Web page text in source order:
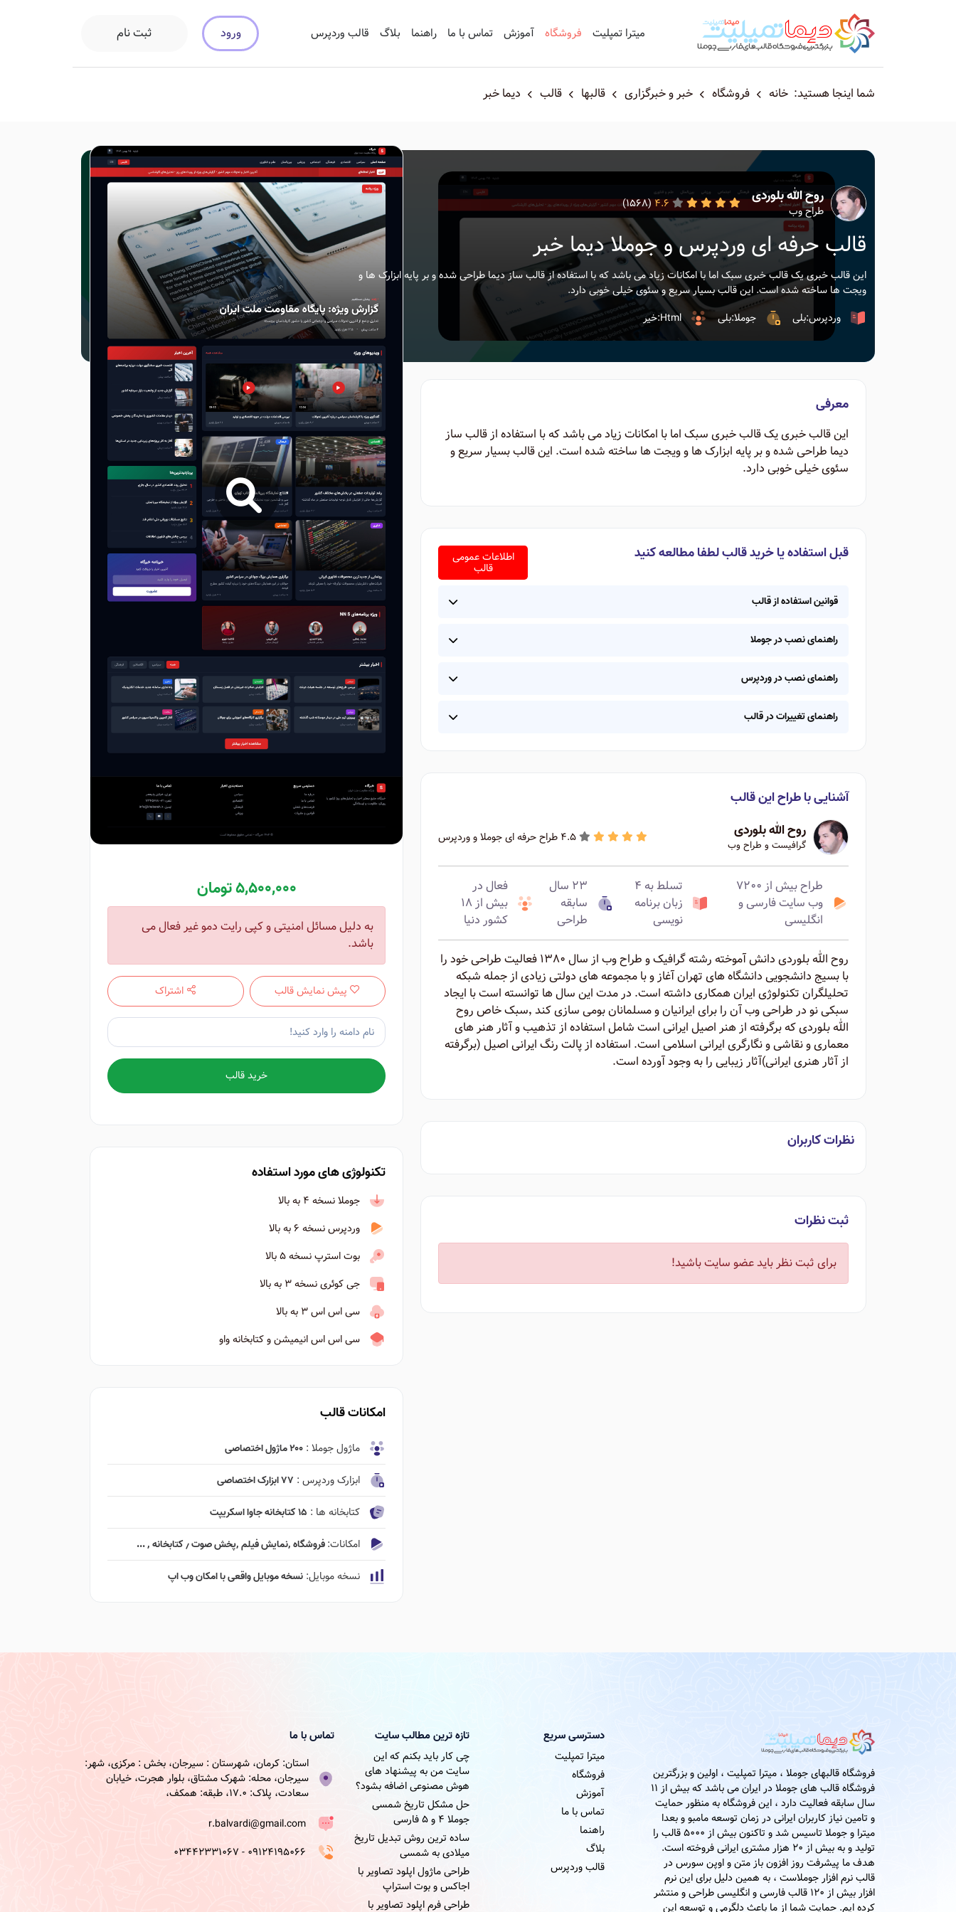
میترا تمپلیت فروشگاه آموزش تماس با ما راهنما بلاگ قالب وردپرس ورود ثبت نام
شما اینجا هستید: خانه فروشگاه خبر و خبرگزاری قالبها قالب دیما خبر
روح الله بلوردی
طراح وب 4.6
(1568)
قالب حرفه ای وردپرس و جوملا دیما خبر
این قالب خبری یک قالب خبری سبک اما با امکانات زیاد می باشد که با استفاده از قالب ساز دیما طراحی شده و بر پایه ابزارک ها و
ویجت ها ساخته شده است. این قالب بسیار سریع و سئوی خیلی خوبی دارد.
وردپرس:بلی
جوملا:بلی Html:خیر
معرفی
این قالب خبری یک قالب خبری سبک اما با امکانات زیاد می باشد که با استفاده از قالب ساز
دیما طراحی شده و بر پایه ابزارک ها و ویجت ها ساخته شده است. این قالب بسیار سریع و
سئوی خیلی خوبی دارد.
قبل استفاده یا خرید قالب لطفا مطالعه کنید اطلاعات عمومی
قالب
قوانین استفاده از قالب
راهنمای نصب در جوملا
راهنمای نصب در وردپرس
راهنمای تغییرات در قالب
آشنایی با طراح این قالب
روح الله بلوردی
گرافیست و طراح وب 4.5 طراح حرفه ای جوملا و وردپرس
طراح بیش از ۷۲۰۰
وب سایت فارسی و
انگلیسی
تسلط به ۴
زبان برنامه
نویسی
۲۳ سال
سابقه
طراحی
فعال در
بیش از ۱۸
کشور دنیا
روح الله بلوردی دانش آموخته رشته گرافیک و طراح وب از سال ۱۳۸۰ فعالیت طراحی خود را
با بسیج دانشجویی دانشگاه های تهران آغاز و با مجموعه های دولتی زیادی از جمله شبکه
تحلیلگران تکنولوژی ایران همکاری داشته است. در مدت این سال ها توانسته است با ایجاد
سبکی نو در طراحی وب آن را برای ایرانیان و مسلمانان بومی سازی کند ٬‌سبک خاص روح
الله بلوردی که برگرفته از هنر اصیل ایرانی است شامل استفاده از تذهیب و آثار هنر های
معماری و نقاشی و نگارگری ایرانی اسلامی است. استفاده از پالت رنگ ایرانی اصیل (برگرفته
از آثار هنری ایرانی)‌آثار زیبایی را به وجود آورده است.
نظرات کاربران
ثبت نظرات
برای ثبت نظر باید عضو سایت باشید!
5,500,000 تومان
به دلیل مسائل امنیتی و کپی رایت دمو غیر فعال می
باشد.
پیش نمایش قالب اشتراک
خرید قالب
تکنولوژی های مورد استفاده
جوملا نسخه ۴ به بالا
وردپرس نسخه ۶ به بالا
بوت استرپ نسخه ۵ بالا
جی کوئری نسخه ۳ به بالا
سی اس اس ۳ به بالا
سی اس اس انیمیشن و کتابخانه واو
امکانات قالب
ماژول جوملا : ۲۰۰ ماژول اختصاصی
ابزارک وردپرس : ۷۷ ابزارک اختصاصی
کتابخانه ها : ۱۵ کتابخانه جاوا اسکریپت
امکانات:فروشگاه ٬‌نمایش فیلم ٬‌پخش صوت ٫ کتابخانه ٬ ...
نسخه موبایل: نسخه موبایل واقعی با امکان وب اپ
فروشگاه قالبهای جوملا ، میترا تمپلیت ، اولین و بزرگترین
فروشگاه قالب های جوملا در ایران می باشد که بیش از 11
سال سابقه فعالیت دارد ، این فروشگاه به منظور حمایت
و تامین نیاز کاربران ایرانی در زمان توسعه مامبو و بعدا
میترا و جوملا تاسیس شد و تاکنون بیش از 5000 قالب را
تولید و به بیش از 20 هزار مشتری ایرانی فروخته است.
هدف ما پیشرفت روز افزون باز متن و اوپن سورس در
قالب نرم افزار جوملاست ، به همین دلیل برای این نرم
افزار بیش از 120 قالب فارسی و انگلیسی طراحی و منتشر
کرده ایم. حمایت شما از ما باعث دلگرمی و توسعه این
دسترسی سریع
میترا تمپلیت
فروشگاه
آموزش
تماس با ما
راهنما
بلاگ
قالب وردپرس
تازه ترین مطالب سایت
چی کار باید بکنم که این
سایت من به پیشنهاد های
هوش مصنوعی اضافه بشود؟
حل مشکل تاریخ شمسی
جوملا ۴ و ۵ فارسی
ساده ترین روش تبدیل تاریخ
میلادی به شمسی
طراحی ماژول اپلود تصاویر با
اجاکس و بوت استراپ
طراحی فرم اپلود تصاویر با
تماس با ما
استان: کرمان، شهرستان : سیرجان، بخش : مرکزی، شهر:
سیرجان، محله: شهرک مشتاق، بلوار هجرت، خیابان
سعادت، پلاک: 17.0، طبقه: همکف،